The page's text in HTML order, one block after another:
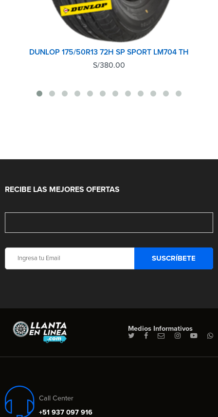
DUNLOP 175/50R13 72H SP SPORT LM704 TH
S/380.00
RECIBE LAS MEJORES OFERTAS
Medios Informativos
Call Center
+51 937 097 916